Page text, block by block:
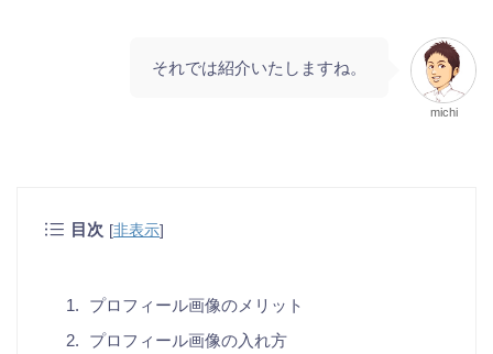
それでは紹介いたしますね。
michi
目次 [非表示]
プロフィール画像のメリット
プロフィール画像の入れ方